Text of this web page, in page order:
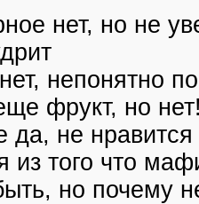
нет, но не
непонятно
фрукт, но
да, не
из того что
но почему